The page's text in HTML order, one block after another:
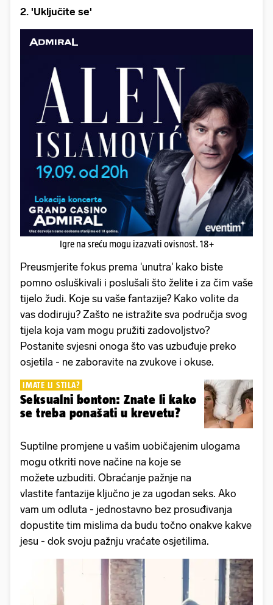
2. 'Uključite se'
Igre na sreću mogu izazvati ovisnost. 18+
Preusmjerite fokus prema 'unutra' kako biste
pomno osluškivali i poslušali što želite i za čim vaše
tijelo žudi. Koje su vaše fantazije? Kako volite da
vas dodiruju? Zašto ne istražite sva područja svog
tijela koja vam mogu pružiti zadovoljstvo?
Postanite svjesni onoga što vas uzbuđuje preko
osjetila - ne zaboravite na zvukove i okuse.
IMATE LI STILA?
Seksualni bonton: Znate li kako
se treba ponašati u krevetu?
Suptilne promjene u vašim uobičajenim ulogama
mogu otkriti nove načine na koje se
možete uzbuditi. Obraćanje pažnje na
vlastite fantazije ključno je za ugodan seks. Ako
vam um odluta - jednostavno bez prosuđivanja
dopustite tim mislima da budu točno onakve kakve
jesu - dok svoju pažnju vraćate osjetilima.